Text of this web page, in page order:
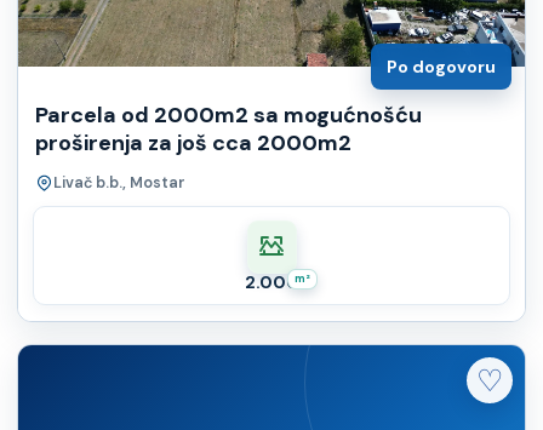
Po dogovoru
Parcela od 2000m2 sa mogućnošću
proširenja za još cca 2000m2
Livač b.b., Mostar
m²
2.000
♡